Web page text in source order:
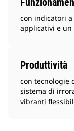
con indicatori
applicativi e un
Produttività
con tecnologie
sistema di
vibranti